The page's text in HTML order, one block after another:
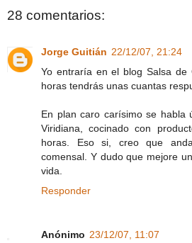
28 comentarios:
Jorge Guitián 22/12/07, 21:24
Yo entraría en el blog Salsa de
horas tendrás unas cuantas
En plan caro carísimo se habla
Viridiana, cocinado con
horas. Eso si, creo que
comensal. Y dudo que mejore
vida.
Responder
Anónimo 23/12/07, 11:07